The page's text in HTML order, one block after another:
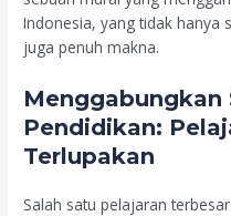
Indonesia, yang tidak hanya
juga penuh makna.
Menggabungkan
Pendidikan:
Terlupakan
Salah satu pelajaran